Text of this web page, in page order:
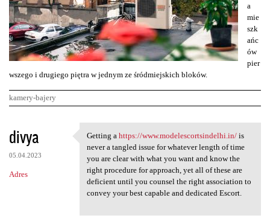
a
mie
szk
ańc
ów
pier
wszego i drugiego piętra w jednym ze śródmiejskich bloków.
kamery-bajery
K
o
m
e
divya
05.04.2023
Adres
Getting a https://www
Getting a https://www.modelescortsindelhi.in/is
never a tangled issue for whatever length of time
you are clear with what you want and know the
right procedure for approach, yet all of these are
deficient until you counsel the right association to
convey your best capable and dedicated Escort.